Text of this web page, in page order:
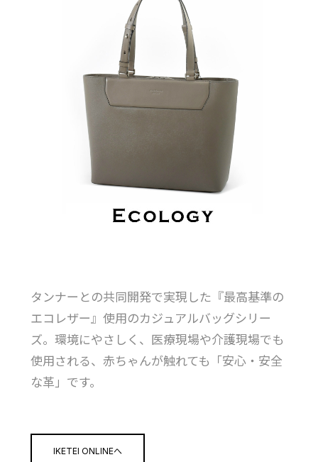
タンナーとの共同開発で実現した『最高基準の
エコレザー』使用のカジュアルバッグシリー
ズ。環境にやさしく、医療現場や介護現場でも
使用される、赤ちゃんが触れても「安心・安全
な革」です。
IKETEI ONLINEへ